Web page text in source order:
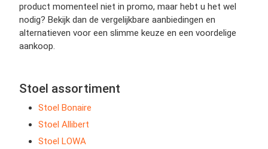
product momenteel niet in promo, maar hebt u het wel
nodig? Bekijk dan de vergelijkbare aanbiedingen en
alternatieven voor een slimme keuze en een voordelige
aankoop.
Stoel assortiment
Stoel Bonaire
Stoel Allibert
Stoel LOWA